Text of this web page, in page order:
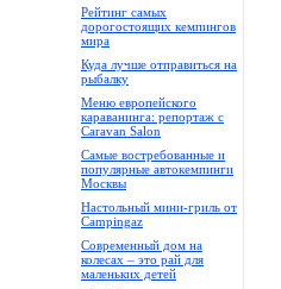
Рейтинг самых
дорогостоящих кемпингов
мира
Куда лучше отправиться на
рыбалку
Меню европейского
караванинга: репортаж с
Caravan Salon
Самые востребованные и
популярные автокемпинги
Москвы
Настольный мини-гриль от
Campingaz
Современный дом на
колесах – это рай для
маленьких детей